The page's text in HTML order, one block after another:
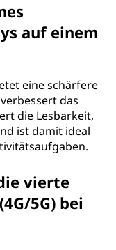
auf einem
eine schärfere
das
die Lesbarkeit,
ist damit ideal
vierte
5G) bei